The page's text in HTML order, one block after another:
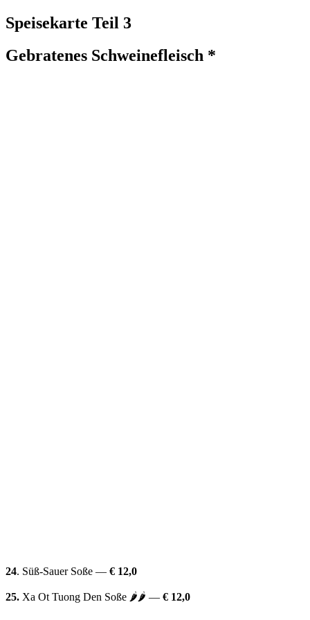
Speisekarte Teil 3
Gebratenes Schweinefleisch *
24. Süß-Sauer Soße — € 12,0
25. Xa Ot Tuong Den Soße 🌶🌶 — € 12,0